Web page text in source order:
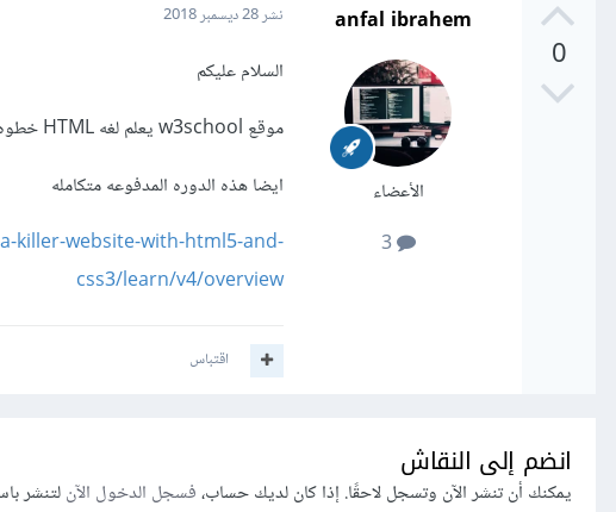
0
anfal ibrahem
الأعضاء
3
نشر28 ديسمبر 2018
السلام عليكم
موقع w3school يعلم لغه HTML خطوه بخطه
ايضا هذه الدوره المدفوعه متكامله
killer-website-with-html5-and-
css3/learn/v4/overview
اقتباس
انضم إلى النقاش
يمكنك أن تنشر الآن وتسجل لاحقًا. إذا كان لديك حساب،فسجل الدخول الآنلتنشر